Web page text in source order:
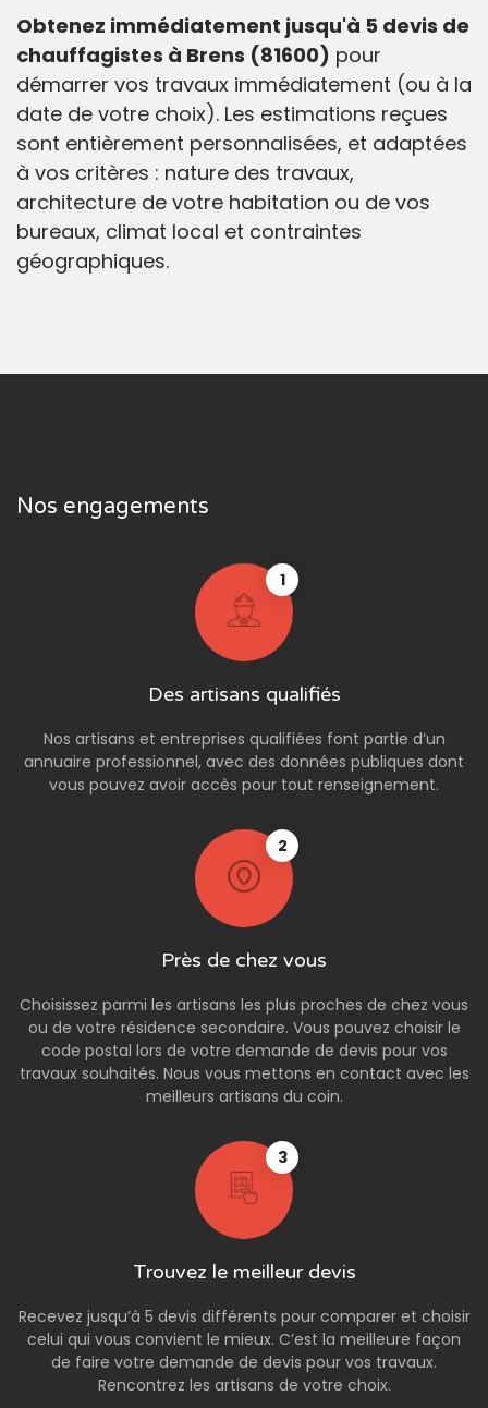
Obtenez immédiatement jusqu'à 5 devis de
chauffagistes à Brens (81600) pour
démarrer vos travaux immédiatement (ou à la
date de votre choix). Les estimations reçues
sont entièrement personnalisées, et adaptées
à vos critères : nature des travaux,
architecture de votre habitation ou de vos
bureaux, climat local et contraintes
géographiques.
Nos engagements
1
Des artisans qualifiés
Nos artisans et entreprises qualifiées font partie d’un
annuaire professionnel, avec des données publiques dont
vous pouvez avoir accès pour tout renseignement.
2
Près de chez vous
Choisissez parmi les artisans les plus proches de chez vous
ou de votre résidence secondaire. Vous pouvez choisir le
code postal lors de votre demande de devis pour vos
travaux souhaités. Nous vous mettons en contact avec les
meilleurs artisans du coin.
3
Trouvez le meilleur devis
Recevez jusqu’à 5 devis différents pour comparer et choisir
celui qui vous convient le mieux. C’est la meilleure façon
de faire votre demande de devis pour vos travaux.
Rencontrez les artisans de votre choix.